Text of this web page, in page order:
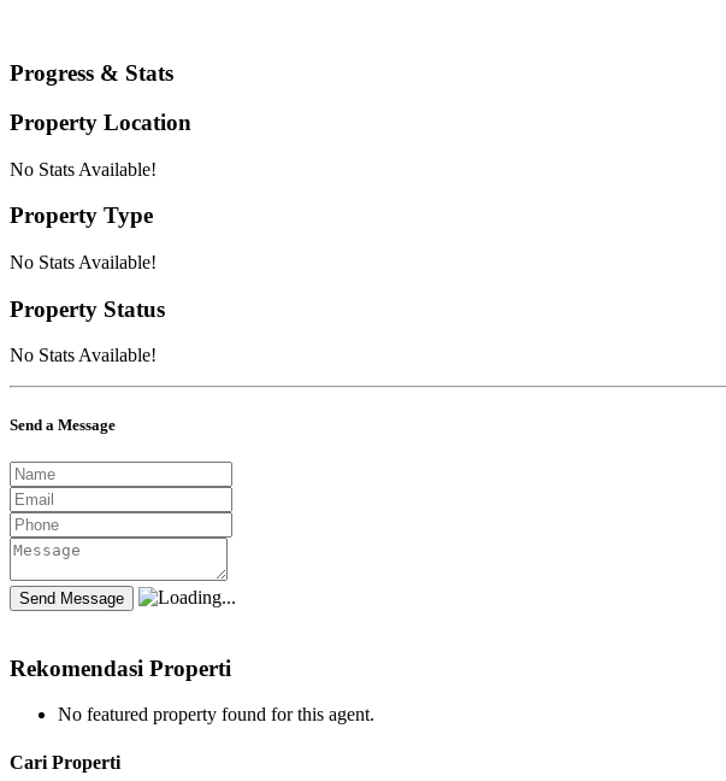
Progress & Stats
Property Location
No Stats Available!
Property Type
No Stats Available!
Property Status
No Stats Available!
Send a Message
Rekomendasi Properti
No featured property found for this agent.
Cari Properti